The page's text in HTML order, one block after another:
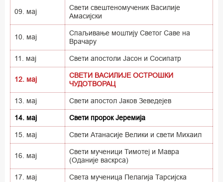
09. мај
Свети свештеномученик Василије
Амасијски
10. мај
Спаљивање моштију Светог Саве на
Врачару
11. мај Свети апостоли Јасон и Сосипатр
12. мај
СВЕТИ ВАСИЛИЈЕ ОСТРОШКИ
ЧУДОТВОРАЦ
13. мај Свети апостол Јаков Зеведејев
14. мај Свети пророк Јеремија
15. мај Свети Атанасије Велики и свети Михаил
16. мај
Свети мученици Тимотеј и Мавра
(Оданије васкрса)
17. мај Света мученица Пелагија Тарсијска